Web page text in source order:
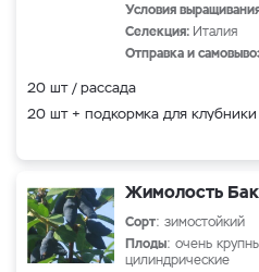
Условия
Селекция: Италия
Отправка и
20 шт / рассада
20 шт + подкормка для
Жимолость
Сорт: зимостойкий
Плоды: очень
цилиндрические